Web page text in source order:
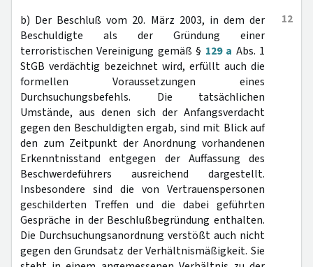
12
b) Der Beschluß vom 20. März 2003, in dem der
Beschuldigte als der Gründung einer
terroristischen Vereinigung gemäß § 129 a Abs. 1
StGB verdächtig bezeichnet wird, erfüllt auch die
formellen Voraussetzungen eines
Durchsuchungsbefehls. Die tatsächlichen
Umstände, aus denen sich der Anfangsverdacht
gegen den Beschuldigten ergab, sind mit Blick auf
den zum Zeitpunkt der Anordnung vorhandenen
Erkenntnisstand entgegen der Auffassung des
Beschwerdeführers ausreichend dargestellt.
Insbesondere sind die von Vertrauenspersonen
geschilderten Treffen und die dabei geführten
Gespräche in der Beschlußbegründung enthalten.
Die Durchsuchungsanordnung verstößt auch nicht
gegen den Grundsatz der Verhältnismäßigkeit. Sie